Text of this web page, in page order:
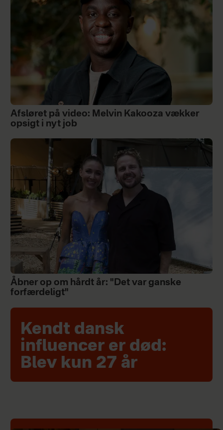
Afsløret på video: Melvin Kakooza vækker
opsigt i nyt job
Åbner op om hårdt år: "Det var ganske
forfærdeligt"
Kendt dansk
influencer er død:
Blev kun 27 år